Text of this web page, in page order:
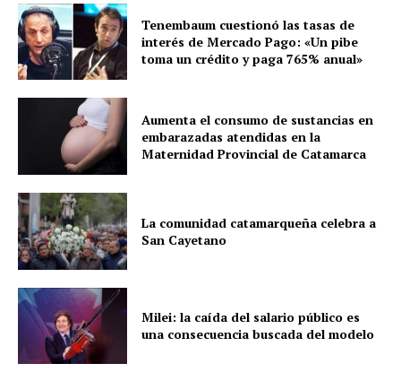
Tenembaum cuestionó las tasas de
interés de Mercado Pago: «Un pibe
toma un crédito y paga 765% anual»
Aumenta el consumo de sustancias en
embarazadas atendidas en la
Maternidad Provincial de Catamarca
La comunidad catamarqueña celebra a
San Cayetano
Milei: la caída del salario público es
una consecuencia buscada del modelo